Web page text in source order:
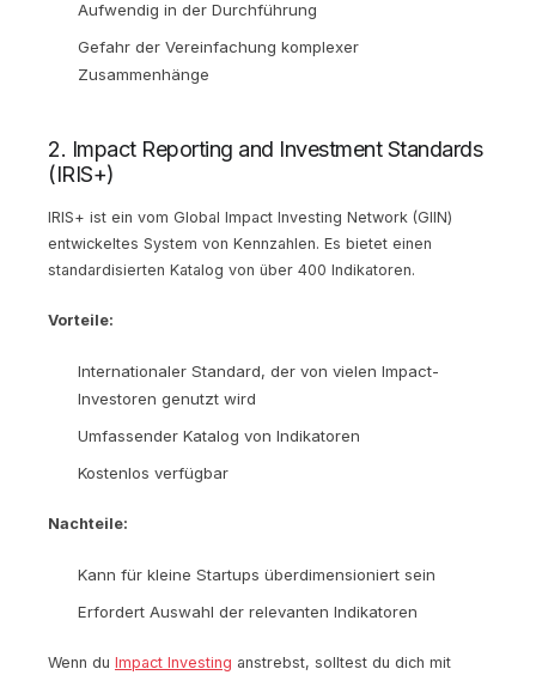
Aufwendig in der Durchführung
Gefahr der Vereinfachung komplexer
Zusammenhänge
2. Impact Reporting and Investment Standards
(IRIS+)
IRIS+ ist ein vom Global Impact Investing Network (GIIN)
entwickeltes System von Kennzahlen. Es bietet einen
standardisierten Katalog von über 400 Indikatoren.
Vorteile:
Internationaler Standard, der von vielen Impact-
Investoren genutzt wird
Umfassender Katalog von Indikatoren
Kostenlos verfügbar
Nachteile:
Kann für kleine Startups überdimensioniert sein
Erfordert Auswahl der relevanten Indikatoren
Wenn du Impact Investing anstrebst, solltest du dich mit